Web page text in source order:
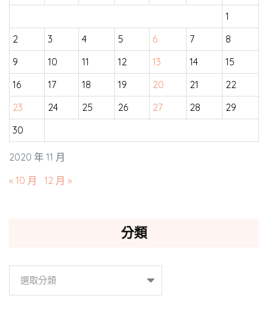
2020 年 11 月
1
2
3 4 5 6 7
8
9
10 11 12 13 14
15
16
17 18 19 20 21
22
23
24 25 26 27 28
29
30
« 10 月 12 月 »
分類